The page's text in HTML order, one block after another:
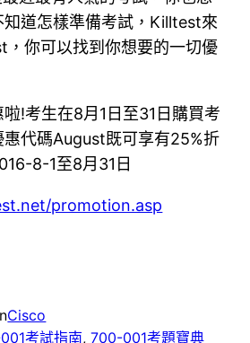
知道怎樣準備考試，Killtest來
你可以找到你想要的一切優
!考生在8月1日至31日購買考
代碼August既可享有25%折
8-1至8月31日
promotion.asp
Cisco
考試指南, 700-001考題寶典